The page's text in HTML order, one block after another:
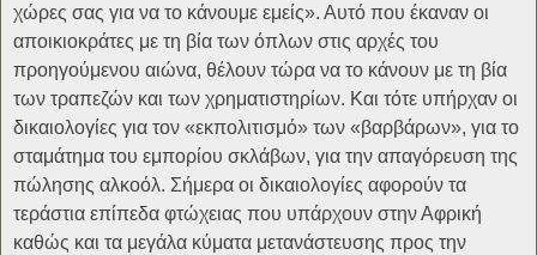
χώρες σας για να το κάνουμε εμείς». Αυτό που έκαναν οι
αποικιοκράτες με τη βία των όπλων στις αρχές του
προηγούμενου αιώνα, θέλουν τώρα να το κάνουν με τη βία
των τραπεζών και των χρηματιστηρίων. Και τότε υπήρχαν οι
δικαιολογίες για τον «εκπολιτισμό» των «βαρβάρων», για το
σταμάτημα του εμπορίου σκλάβων, για την απαγόρευση της
πώλησης αλκοόλ. Σήμερα οι δικαιολογίες αφορούν τα
τεράστια επίπεδα φτώχειας που υπάρχουν στην Αφρική
καθώς και τα μεγάλα κύματα μετανάστευσης προς την